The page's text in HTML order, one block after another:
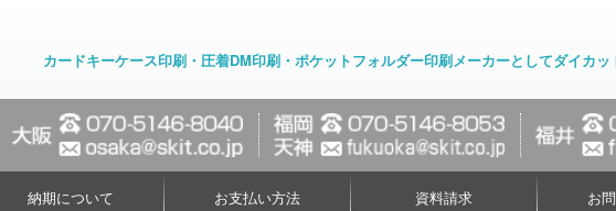
カードキーケース印刷・圧着DM印刷・ポケットフォルダー印刷メーカーとしてダイカ
納期について お支払い方法 資料請求 お